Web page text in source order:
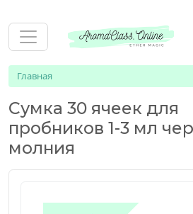
Главная
Сумка 30 ячеек для
пробников 1-3 мл
молния